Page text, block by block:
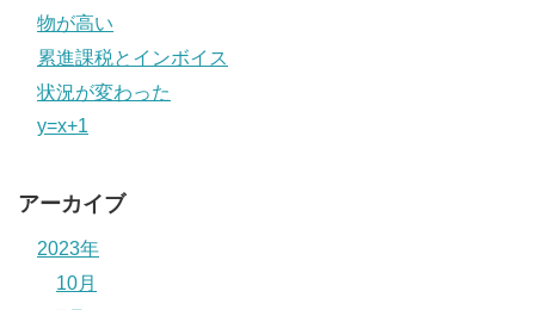
物が高い
累進課税とインボイス
状況が変わった
y=x+1
アーカイブ
2023年
10月